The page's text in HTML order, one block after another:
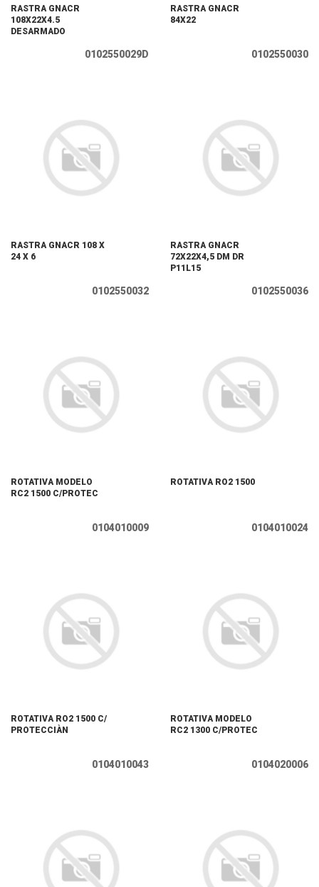
RASTRA GNACR
108X22X4.5
DESARMADO
0102550029D
RASTRA GNACR
84X22
0102550030
RASTRA GNACR 108 X
24 X 6
0102550032
RASTRA GNACR
72X22X4,5 DM DR
P11L15
0102550036
ROTATIVA MODELO
RC2 1500 C/PROTEC
0104010009
ROTATIVA RO2 1500
0104010024
ROTATIVA RO2 1500 C/
PROTECCIÀN
0104010043
ROTATIVA MODELO
RC2 1300 C/PROTEC
0104020006